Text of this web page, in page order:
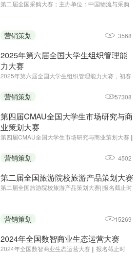
第二届全国采购大赛；主办单位：中国物流与采购
营销策划 3568
2025年第六届全国大学生组织管理能
力大赛
2025年第六届全国大学生组织管理能力大赛，初赛
日;主办单位：中国商业经济学会教育培训分会
营销策划 157308
第四届CMAU全国大学生市场研究与商
业策划大赛
第四届CMAU全国大学生市场研究与商业策划大赛 ||
院校市场学研究会、Credamo见数
营销策划 4502
第二届全国旅游院校旅游产品策划大赛
第二届全国旅游院校旅游产品策划大赛||报名截止时
营销策划 15269
2024年全国数智商业生态运营大赛
2024年全国数智商业生态运营大赛 || 报名截止时